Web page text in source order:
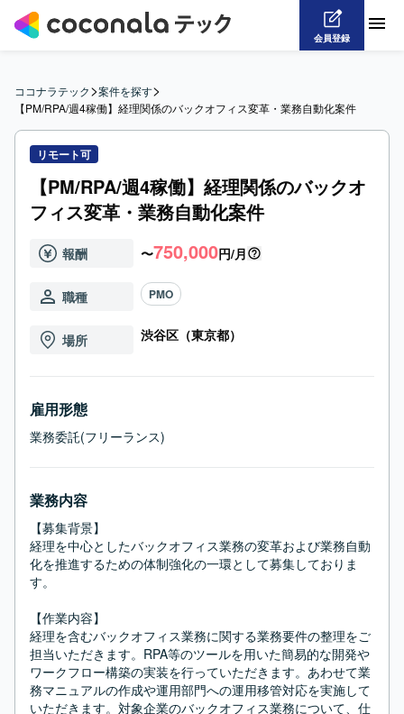
会員登録
ココナラテック>案件を探す>
【PM/RPA/週4稼働】経理関係のバックオフィス変革・業務自動化案件
リモート可
【PM/RPA/週4稼働】経理関係のバックオ
フィス変革・業務自動化案件
報酬 〜750,000円/月
職種 PMO
場所 渋谷区（東京都）
雇用形態
業務委託(フリーランス)
業務内容
【募集背景】
経理を中心としたバックオフィス業務の変革および業務自動
化を推進するための体制強化の一環として募集しておりま
す。
【作業内容】
経理を含むバックオフィス業務に関する業務要件の整理をご
担当いただきます。RPA等のツールを用いた簡易的な開発や
ワークフロー構築の実装を行っていただきます。あわせて業
務マニュアルの作成や運用部門への運用移管対応を実施して
いただきます。対象企業のバックオフィス業務について、仕